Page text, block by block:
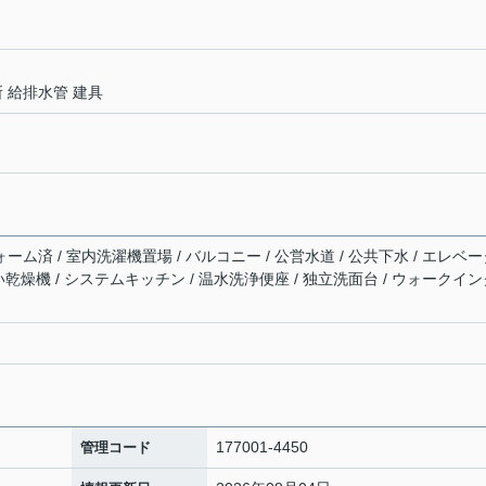
給排水管 建具
ム済 / 室内洗濯機置場 / バルコニー / 公営水道 / 公共下水 / エレベー
燥機 / システムキッチン / 温水洗浄便座 / 独立洗面台 / ウォークイン
管理コード 177001-4450